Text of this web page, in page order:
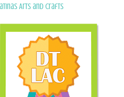
Arts and Crafts